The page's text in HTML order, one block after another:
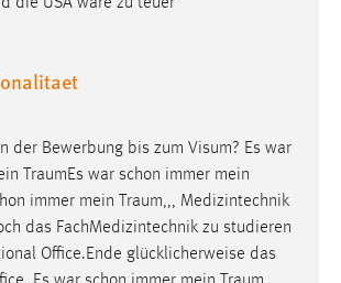
der Bewerbung bis zum Visum? Es war
TraumEs war schon immer mein
immer mein Traum,,, Medizintechnik
das FachMedizintechnik zu studieren
Office.Ende glücklicherweise das
unsere Website nutzen.
_pk_id, _pk_ses